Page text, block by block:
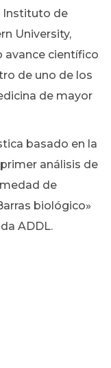
Instituto de
University,
avance científico
de uno de los
de mayor
basado en la
análisis de
de
biológico»
ADDL.